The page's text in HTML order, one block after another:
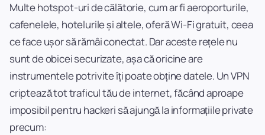
Multe hotspot-uri de călătorie, cum ar fi aeroporturile,
cafenelele, hotelurile și altele, oferă Wi-Fi gratuit, ceea
ce face ușor să rămâi conectat. Dar aceste rețele nu
sunt de obicei securizate, așa că oricine are
instrumentele potrivite îți poate obține datele. Un VPN
criptează tot traficul tău de internet, făcând aproape
imposibil pentru hackeri să ajungă la informațiile private
precum: